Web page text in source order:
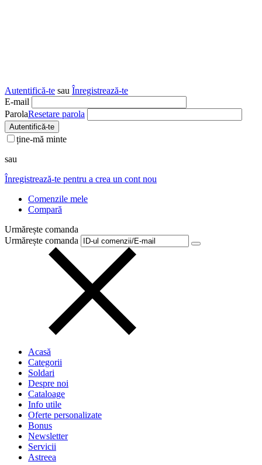
Autentifică-te sau Înregistrează-te
E-mail
ParolaResetare parola
Autentifică-te
ține-mă minte
sau
Înregistrează-te pentru a crea un cont nou
Comenzile mele
Compară
Urmărește comanda
Urmărește comanda
Acasă
Categorii
Soldari
Despre noi
Cataloage
Info utile
Oferte personalizate
Bonus
Newsletter
Servicii
Astreea